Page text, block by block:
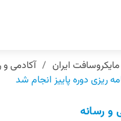
ایران
آکادمی و
ریزی دوره پاییز انجام شد
و رسانه